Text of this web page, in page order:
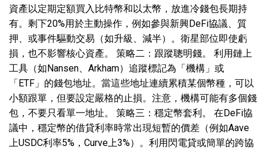
資產以定期定額買入比特幣和以太幣，放進冷錢包長期持
有。剩下20%用於主動操作，例如參與新興DeFi協議、質
押、或事件驅動交易（如升級、減半）。衛星部位即使虧
損，也不影響核心資產。 策略二：跟蹤聰明錢。 利用鏈上
工具（如Nansen、Arkham）追蹤標記為「機構」或
「ETF」的錢包地址。當這些地址連續累積某個幣種，可以
小額跟單，但要設定嚴格的止損。注意，機構可能有多個錢
包，不要只看單一地址。 策略三：穩定幣套利。 在DeFi協
議中，穩定幣的借貸利率時常出現短暫的價差（例如Aave
上USDC利率5%，Curve上3%）。利用閃電貸或簡單的跨協